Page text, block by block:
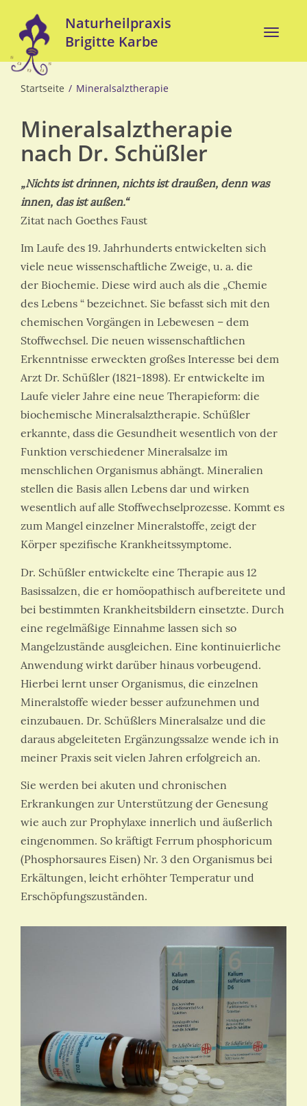
zum
Inhalt
Naturheilpraxis
Brigitte Karbe
Toggle
Startseite Mineralsalztherapie
Mineralsalztherapie
nach Dr. Schüßler
„Nichts ist drinnen, nichts ist draußen, denn was
innen, das ist außen.“
Zitat nach Goethes Faust
Im Laufe des 19. Jahrhunderts entwickelten sich
viele neue wissenschaftliche Zweige, u. a. die
der Biochemie. Diese wird auch als die „Chemie
des Lebens “ bezeichnet. Sie befasst sich mit den
chemischen Vorgängen in Lebewesen – dem
Stoffwechsel. Die neuen wissenschaftlichen
Erkenntnisse erweckten großes Interesse bei dem
Arzt Dr. Schüßler (1821-1898). Er entwickelte im
Laufe vieler Jahre eine neue Therapieform: die
biochemische Mineralsalztherapie. Schüßler
erkannte, dass die Gesundheit wesentlich von der
Funktion verschiedener Mineralsalze im
menschlichen Organismus abhängt. Mineralien
stellen die Basis allen Lebens dar und wirken
wesentlich auf alle Stoffwechselprozesse. Kommt es
zum Mangel einzelner Mineralstoffe, zeigt der
Körper spezifische Krankheitssymptome.
Dr. Schüßler entwickelte eine Therapie aus 12
Basissalzen, die er homöopathisch aufbereitete und
bei bestimmten Krankheitsbildern einsetzte. Durch
eine regelmäßige Einnahme lassen sich so
Mangelzustände ausgleichen. Eine kontinuierliche
Anwendung wirkt darüber hinaus vorbeugend.
Hierbei lernt unser Organismus, die einzelnen
Mineralstoffe wieder besser aufzunehmen und
einzubauen. Dr. Schüßlers Mineralsalze und die
daraus abgeleiteten Ergänzungssalze wende ich in
meiner Praxis seit vielen Jahren erfolgreich an.
Sie werden bei akuten und chronischen
Erkrankungen zur Unterstützung der Genesung
wie auch zur Prophylaxe innerlich und äußerlich
eingenommen. So kräftigt Ferrum phosphoricum
(Phosphorsaures Eisen) Nr. 3 den Organismus bei
Erkältungen, leicht erhöhter Temperatur und
Erschöpfungszuständen.